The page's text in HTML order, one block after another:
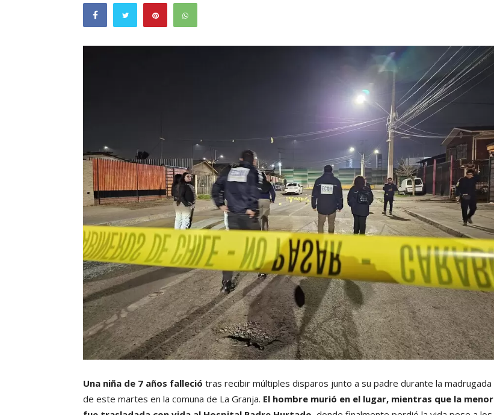
Una niña de 7 años falleció tras recibir múltiples disparos junto a su padre durante la madrugada
de este martes en la comuna de La Granja. El hombre murió en el lugar, mientras que la menor